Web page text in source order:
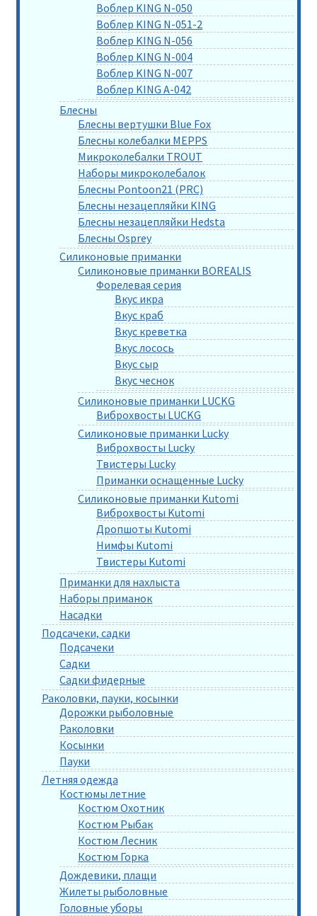
Воблер KING N-050
Воблер KING N-051-2
Воблер KING N-056
Воблер KING N-004
Воблер KING N-007
Воблер KING A-042
Блесны
Блесны вертушки Blue Fox
Блесны колебалки MEPPS
Микроколебалки TROUT
Наборы микроколебалок
Блесны Pontoon21 (PRC)
Блесны незацепляйки KING
Блесны незацепляйки Hedsta
Блесны Osprey
Силиконовые приманки
Силиконовые приманки BOREALIS
Форелевая серия
Вкус икра
Вкус краб
Вкус креветка
Вкус лосось
Вкус сыр
Вкус чеснок
Силиконовые приманки LUCKG
Виброхвосты LUCKG
Силиконовые приманки Lucky
Виброхвосты Lucky
Твистеры Lucky
Приманки оснащенные Lucky
Силиконовые приманки Kutomi
Виброхвосты Kutomi
Дропшоты Kutomi
Нимфы Kutomi
Твистеры Kutomi
Приманки для нахлыста
Наборы приманок
Насадки
Подсачеки, садки
Подсачеки
Садки
Садки фидерные
Раколовки, пауки, косынки
Дорожки рыболовные
Раколовки
Косынки
Пауки
Летняя одежда
Костюмы летние
Костюм Охотник
Костюм Рыбак
Костюм Лесник
Костюм Горка
Дождевики, плащи
Жилеты рыболовные
Головные уборы